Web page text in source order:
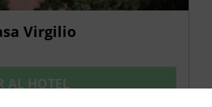
Virgilio
AL HOTEL